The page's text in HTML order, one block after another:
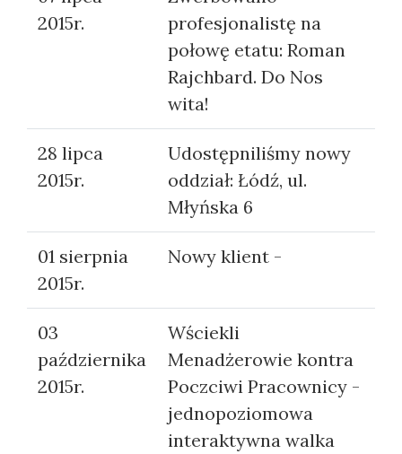
2015r.
profesjonalistę na
połowę etatu: Roman
Rajchbard. Do Nos
wita!
28 lipca
2015r.
Udostępniliśmy nowy
oddział: Łódź, ul.
Młyńska 6
01 sierpnia
2015r.
Nowy klient -
03
października
2015r.
Wściekli
Menadżerowie kontra
Poczciwi Pracownicy -
jednopoziomowa
interaktywna walka